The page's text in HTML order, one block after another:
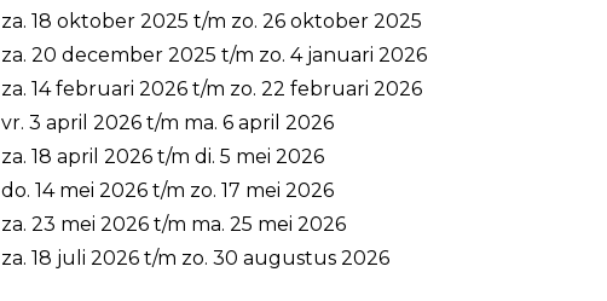
za. 18 oktober 2025 t/m zo. 26 oktober 2025
za. 20 december 2025 t/m zo. 4 januari 2026
za. 14 februari 2026 t/m zo. 22 februari 2026
vr. 3 april 2026 t/m ma. 6 april 2026
za. 18 april 2026 t/m di. 5 mei 2026
do. 14 mei 2026 t/m zo. 17 mei 2026
za. 23 mei 2026 t/m ma. 25 mei 2026
za. 18 juli 2026 t/m zo. 30 augustus 2026